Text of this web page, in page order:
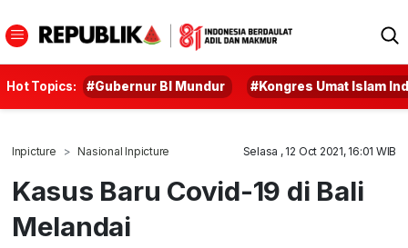
Hot Topics: #Gubernur BI Mundur #Kongres Umat Islam
Inpicture Nasional Inpicture Selasa , 12 Oct 2021, 16:01 WIB
Kasus Baru Covid-19 di Bali
Melandai